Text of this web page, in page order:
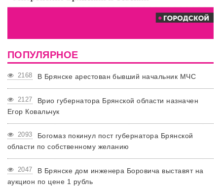
ПОПУЛЯРНОЕ
2168 В Брянске арестован бывший начальник МЧС
2127
Врио губернатора Брянской области назначен
Егор Ковальчук
2093
Богомаз покинул пост губернатора Брянской
области по собственному желанию
2047
В Брянске дом инженера Боровича выставят на
аукцион по цене 1 рубль